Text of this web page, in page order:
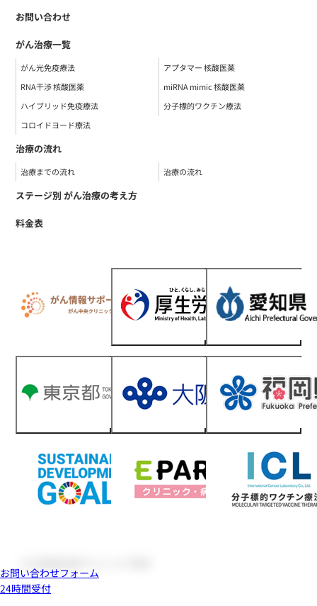
お問い合わせフォーム
24時間受付
がん治療一覧
がん光免疫療法
アプタマー 核酸医薬
RNA干渉 核酸医薬
miRNA mimic 核酸医薬
ハイブリッド免疫療法
分子標的ワクチン療法
コロイドヨード療法
治療の流れ
治療までの流れ 治療の流れ
ステージ別 がん治療の考え方
料金表
お問い合わせ